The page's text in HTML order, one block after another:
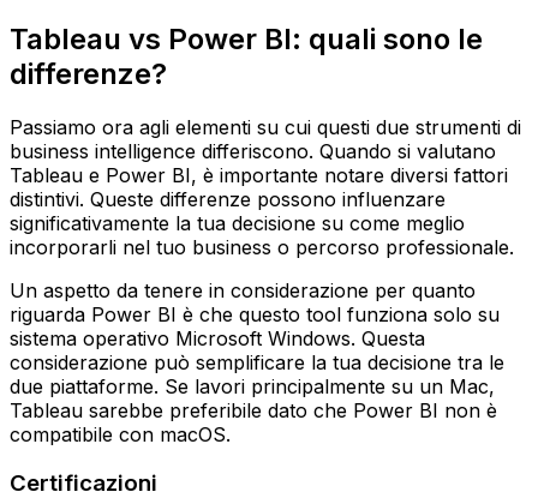
Tableau vs Power BI: quali sono le
differenze?
Passiamo ora agli elementi su cui questi due strumenti di
business intelligence differiscono. Quando si valutano
Tableau e Power BI, è importante notare diversi fattori
distintivi. Queste differenze possono influenzare
significativamente la tua decisione su come meglio
incorporarli nel tuo business o percorso professionale.
Un aspetto da tenere in considerazione per quanto
riguarda Power BI è che questo tool funziona solo su
sistema operativo Microsoft Windows. Questa
considerazione può semplificare la tua decisione tra le
due piattaforme. Se lavori principalmente su un Mac,
Tableau sarebbe preferibile dato che Power BI non è
compatibile con macOS.
Certificazioni